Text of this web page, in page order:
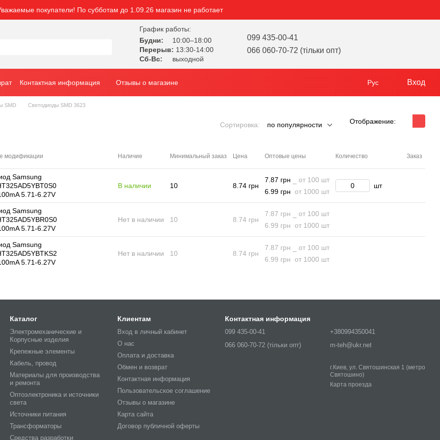
покупатели! По субботам до 1.09.26 магазин не работает
График работы:
Будни:
10:00–18:00
Перерыв: 13:30-14:00
Сб-Вс:
выходной
099 435-00-41
066 060-70-72 (тільки опт)
Контактная информация Отзывы о магазине Рус Вход
SMD Светодиоды SMD 3623
Сортировка: по популярности Отображение:
модификации Наличие Минимальный заказ Цена Оптовые цены Количество Заказ
Samsung
5.71-6.27V
В наличии 10 8.74 грн
7.87 грн
от 100 шт
6.99 грн от 1000 шт
шт
Samsung
5.71-6.27V
Нет в наличии 10 8.74 грн
7.87 грн
от 100 шт
6.99 грн от 1000 шт
Samsung
5.71-6.27V
Нет в наличии 10 8.74 грн
7.87 грн
от 100 шт
6.99 грн от 1000 шт
Каталог
Электромеханические и
Корпусные изделия
Крепежные элементы
Кабель, провод
Материалы для производства
и ремонта
Оптоэлектроника и источники
света
Источники питания
Трансформаторы
Средства разработки
Клиентам
Вход в личный кабинет
О нас
Оплата и доставка
Обмен и возврат
Контактная информация
Пользовательское соглашение
Отзывы о магазине
Карта сайта
Договор публичной оферты
Контактная информация
099 435-00-41
066 060-70-72 (тільки опт)
+380994350041
m-teh@ukr.net
г.Киев, ул. Святошинская 1 (метро
Святошино)
Карта проезда